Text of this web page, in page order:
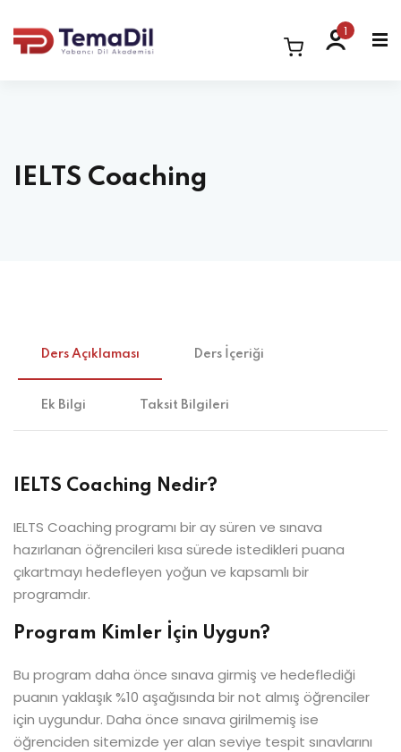
1
IELTS Coaching
Ders Açıklaması Ders İçeriği
Ek Bilgi Taksit Bilgileri
IELTS Coaching Nedir?
IELTS Coaching programı bir ay süren ve sınava
hazırlanan öğrencileri kısa sürede istedikleri puana
çıkartmayı hedefleyen yoğun ve kapsamlı bir
programdır.
Program Kimler İçin Uygun?
Bu program daha önce sınava girmiş ve hedeflediği
puanın yaklaşık %10 aşağısında bir not almış öğrenciler
için uygundur. Daha önce sınava girilmemiş ise
öğrenciden sitemizde yer alan seviye tespit sınavlarını